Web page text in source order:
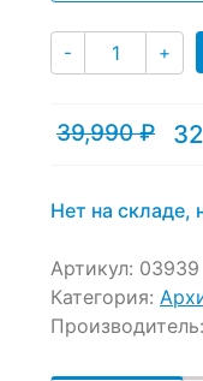
- Количество
+
39,990₽
Первоначальная
39,990 ₽.
Текущая
Нет на складе,
Артикул: 03939
Категория:
Производитель: